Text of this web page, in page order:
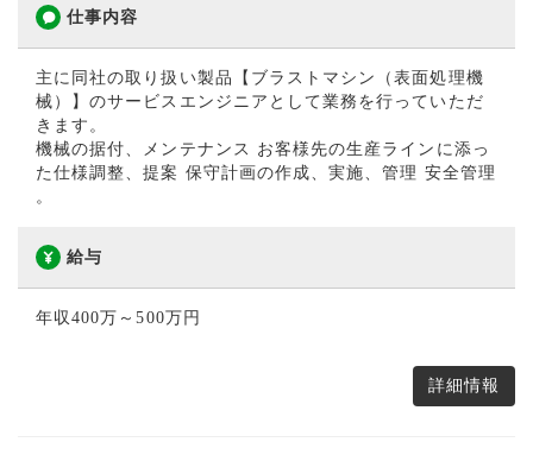
仕事内容
主に同社の取り扱い製品【ブラストマシン（表面処理機
械）】のサービスエンジニアとして業務を行っていただ
きます。
機械の据付、メンテナンス お客様先の生産ラインに添っ
た仕様調整、提案 保守計画の作成、実施、管理 安全管理
。
給与
年収400万～500万円
詳細情報